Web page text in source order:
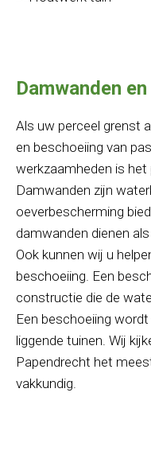
Damwanden
Als uw perceel grenst
en beschoeiing van
werkzaamheden is het
Damwanden zijn
oeverbescherming
damwanden dienen
Ook kunnen wij u
beschoeiing. Een
constructie die de
Een beschoeiing
liggende tuinen. Wij
Papendrecht het
vakkundig.